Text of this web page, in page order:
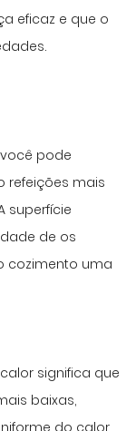
eficaz e que o
pode
refeições mais
superfície
de os
cozimento uma
significa que
baixas,
do calor